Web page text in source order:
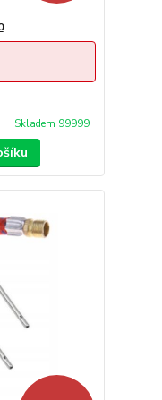
Skladem 99999